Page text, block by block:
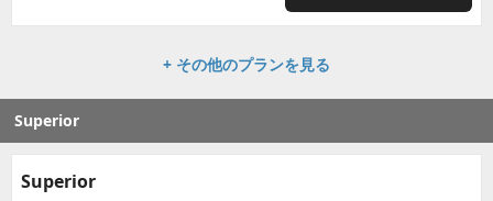
+ その他のプランを見る
Superior
Superior